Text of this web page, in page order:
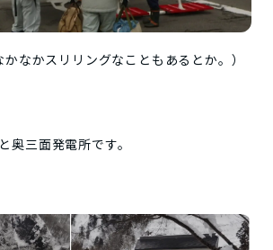
かなかスリリングなこともあるとか。）
奥三面発電所です。